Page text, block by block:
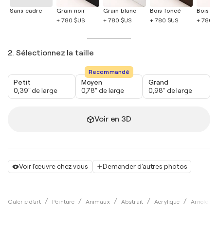
Voir l'œuvre chez vous Demander d'autres photos
Galerie d'art Peinture Animaux Abstrait Acrylique Arnold
Sans cadre
Grain noir
+ 780 $US
Grain blanc
+ 780 $US
Bois foncé
+ 780 $US
Bois
+ 780
2. Sélectionnez la taille
Petit
0,39" de large
Recommandé
Moyen
0,78" de large
Grand
0,98" de large
Voir en 3D